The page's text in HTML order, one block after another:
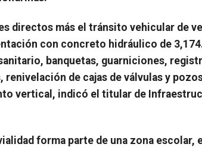
directos más el tránsito vehicular de
con concreto hidráulico de
banquetas, guarniciones,
de cajas de válvulas y
vertical, indicó el titular de
forma parte de una zona escolar,